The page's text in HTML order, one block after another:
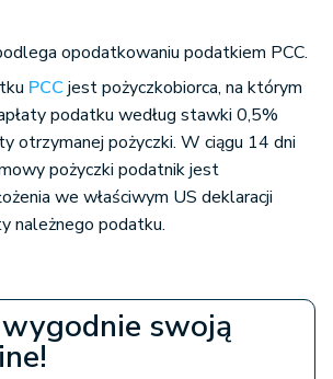
opodatkowaniu podatkiem PCC.
PCC jest pożyczkobiorca, na którym
podatku według stawki 0,5%
otrzymanej pożyczki. W ciągu 14 dni
pożyczki podatnik jest
we właściwym US deklaracji
należnego podatku.
swoją